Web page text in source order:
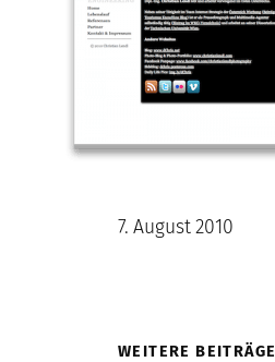
7. August 2010
WEITERE BEITRÄGE